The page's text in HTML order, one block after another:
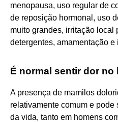
menopausa, uso regular de
de reposição hormonal, uso
muito grandes, irritação local
detergentes, amamentação
É normal sentir dor no
A presença de mamilos
relativamente comum e
da vida, tanto em homens